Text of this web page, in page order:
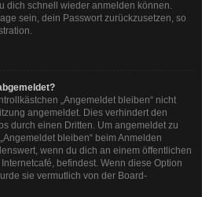
dich schnell wieder anmelden können.
sein, dein Passwort zurückzusetzen, so
„Angemeldet bleiben“ nicht
angemeldet. Dies verhindert den
durch einen Dritten. Um angemeldet zu
bleiben“ beim Anmelden
wenn du dich an einem öffentlichen
befindest. Wenn diese Option
sie vermutlich von der Board-